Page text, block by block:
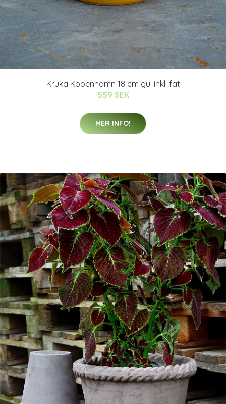
Kruka Köpenhamn 18 cm gul inkl. fat
559 SEK
MER INFO!